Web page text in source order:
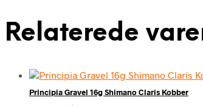
Relaterede
Principia Gravel 16g Shimano Claris Kobber